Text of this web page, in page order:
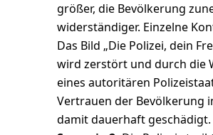
größer, die Bevölkerung
widerständiger. Einzelne
Das Bild „Die Polizei, dein
wird zerstört und durch die
eines autoritären
Vertrauen der Bevölkerung
damit dauerhaft geschädigt.